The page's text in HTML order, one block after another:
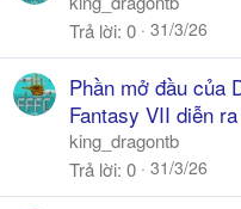
Trả lời 0 31/3/26
Phần mở đầu của
Fantasy VII diễn
king_dragontb
Trả lời 0 31/3/26